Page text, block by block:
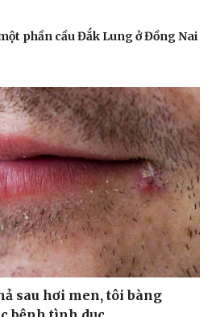
phần cầu Đắk Lung ở Đồng Nai
sau hơi men, tôi bàng